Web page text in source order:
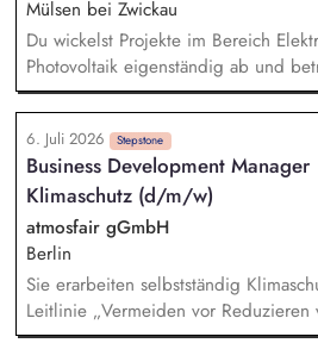
Hausbesitzer:innen, bestehende PV-,
Wärmepumpen- oder Wallbox-
und Dynamic Pulse zu machen.
sprichst mit warmen Leads,
Interessent:innen, die bereits
und Heartbeat AI nutzen wollen.
Mülsen bei Zwickau
Du wickelst Projekte im Bereich
Photovoltaik eigenständig ab und
Projektphasen hinweg. Die
Baustellen, die Disposition von
die Steuerung von
Aufgabenbereich. Du stellst sicher,
erreicht werden – insbesondere eine
termingerechte Abwicklung sowie die
Arbeitssicherheitsvorschriften. Du
Wartungsgeschäft, planst und
Wartungsverträge ab und betreust
ihrer Anlagen.
6. Juli 2026 Stepstone
Business Development Manager
Klimaschutz (d/m/w)
atmosfair gGmbH
Berlin
Sie erarbeiten selbstständig
Leitlinie „Vermeiden vor Reduzieren